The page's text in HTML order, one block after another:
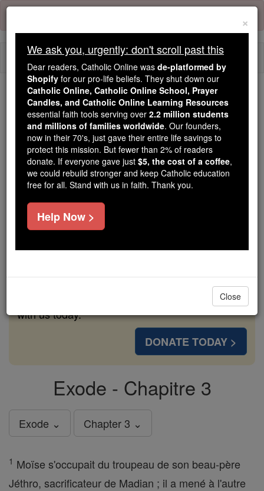
Skip
content
Because of You, 2.2 Million
Students Are Being Formed in the
Faith
Because of generous supporters like you,
Catholic Online School has already delivered
free, faithful Catholic education to over 2.2
million students across 193 countries. In an age
of noise and algorithms, you are helping form
souls with truth, prayer, Scripture, and Christ.
If everyone who reads this gave just $5 — the
families and keep this life-changing formation
free for all. Be Courageous. Be Catholic. Stand
with us today.
DONATE TODAY >
Exode - Chapitre 3
Exode ⌄ Chapter 3 ⌄
1 Moïse s'occupait du troupeau de son beau-père
Jéthro, sacrificateur de Madian ; il a mené à l'autre
×
We ask you, urgently: don't scroll past this
Dear readers, Catholic Online was de-platformed by
Shopify for our pro-life beliefs. They shut down our
Catholic Online, Catholic Online School, Prayer
Candles, and Catholic Online Learning Resources
essential faith tools serving over 2.2 million students
and millions of families worldwide. Our founders,
now in their 70's, just gave their entire life savings to
protect this mission. But fewer than 2% of readers
donate. If everyone gave just $5, the cost of a coffee,
we could rebuild stronger and keep Catholic education
free for all. Stand with us in faith. Thank you.
Help Now >
Close